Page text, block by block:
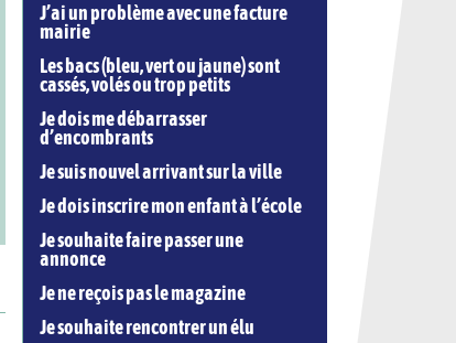
J’ai un problème avec une facture
mairie
Les bacs (bleu, vert ou jaune) sont
cassés, volés ou trop petits
Je dois me débarrasser
d’encombrants
Je suis nouvel arrivant sur la ville
Je dois inscrire mon enfant à l’école
Je souhaite faire passer une
annonce
Je ne reçois pas le magazine
Je souhaite rencontrer un élu